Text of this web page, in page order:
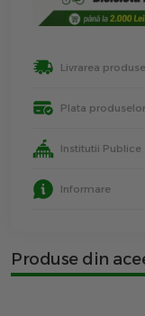
Livrarea
Plata
Institutii Publice
Informare
Produse din